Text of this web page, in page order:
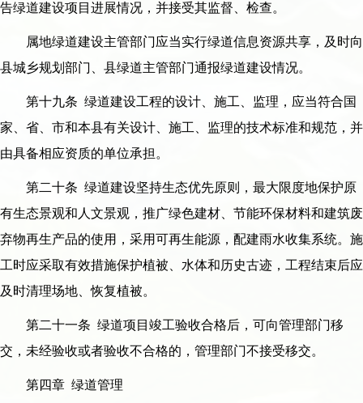
告绿道建设项目进展情况，并接受其监督、检查。
属地绿道建设主管部门应当实行绿道信息资源共享，及时向
县城乡规划部门、县绿道主管部门通报绿道建设情况。
第十九条 绿道建设工程的设计、施工、监理，应当符合国
家、省、市和本县有关设计、施工、监理的技术标准和规范，并
由具备相应资质的单位承担。
第二十条 绿道建设坚持生态优先原则，最大限度地保护原
有生态景观和人文景观，推广绿色建材、节能环保材料和建筑废
弃物再生产品的使用，采用可再生能源，配建雨水收集系统。施
工时应采取有效措施保护植被、水体和历史古迹，工程结束后应
及时清理场地、恢复植被。
第二十一条 绿道项目竣工验收合格后，可向管理部门移
交，未经验收或者验收不合格的，管理部门不接受移交。
第四章 绿道管理